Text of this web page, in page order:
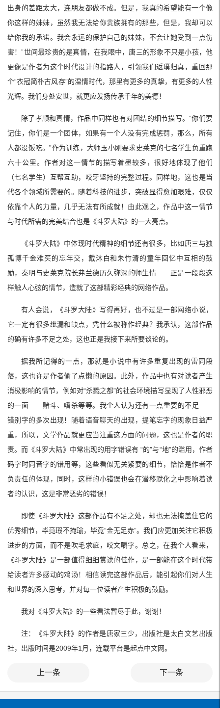
出身的差距太大，连朋友都做不成。但是，我真的希望能有一个像
你这样的妹妹，虽然我无法给你贵族拥有的那些，但是，我却可以
给你我的承诺。我会永远的保护自己的妹妹，不会让她受到一点伤
害！”世间最珍贵的是真情，在我眼中，唐三的形象不只是小孩，他
更像是作者为这个时代设计的指路人，引领我们返璞归真，重回那
个“衣冠简朴古风存”的温情时代，那里有更多的真挚，有更多的人性
光辉。我们身处安世，就更应发扬传承千年的美德！
除了孝顺和真情，作品中同样也有对团结的细节描写。“你们要
记住，你们是一个团体，如果有一个人没有完成惩罚，那么，所有
人都没饭吃。”作为训练，大师玉小刚要求史莱克的七名学生负重跑
六十公里。作者对这一情节的描写着墨较多，很好地体现了他们
（七名学生）互帮互助，咬牙坚持的完整过程。同样地，这也是当
代各个领域所需要的。随着科技的进步，突破显得愈加艰难，仅仅
依靠个人的力量，几乎无法有所成就！由此观之，作品中这一情节
与时代所需的完美结合也是《斗罗大陆》的一大亮点。
《斗罗大陆》中体现时代精神的细节还有很多，比如唐三与独
孤博千金难买的忘年交，戴沐白和朱竹清的童年回忆中互相的鼓
励，秦明与史莱克院长弗兰德历久弥深的师生情……正是一段段这
样触人心弦的情节，造就了这部精彩经典的网络作品。
有人会说，《斗罗大陆》写得再好，也不过是一部网络小说，
它一定有很多纰漏和缺点，凭什么被称作经典？我承认，这部作品
的确有许多不足之处，这也正是我接下来所要谈论的。
据我所记得的一点，那就是小说中有许多重复出现的雷同段
落，这也许是作者偷了点懒的原因。此外，作品中也有对读者产生
消极影响的情节，例如对“杀戮之都”的社会环境描写显现了人性邪恶
的一面——赌斗、嗜杀等等。我个人认为还有一点重要的不足——
错别字的多次出现！随着语音聊天的出现，提笔忘字的现象日益严
重，所以，文学作品就更应当注重这方面的问题，这也是作者的职
责。而《斗罗大陆》中常出现的用字错误有 “的”与“地”的滥用，作者
码字时同音字的错用等，这些看似无关紧要的细节，恰恰是作者不
负责任的体现，同时，这样的小错误也会在潜移默化之中影响着读
者的认识，这是非常恶劣的错误！
即使《斗罗大陆》这部作品有不足之处，却也无法掩盖住它的
优秀细节，毕竟瑕不掩瑜，毕竟“金无足赤”。我们应更加关注它积极
进步的方面，而不是吹毛求疵，咬文嚼字。总之，在我个人看来，
《斗罗大陆》是一部值得细细赏读的佳作，是一部能在这个时代带
给读者许多感动的鸡汤！相信读完这部作品后，能引起你们对人生
和世界的深入思考，并对每一位读者产生积极的鼓励。
我对《斗罗大陆》的一些看法暂尽于此，谢谢！
注：《斗罗大陆》的作者是唐家三少，出版社是太白文艺出版
社，出版时间是2009年1月，连载平台是起点中文网。
上一条 下一条